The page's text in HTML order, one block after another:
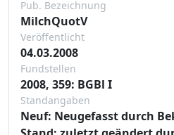
Pub. Bezeichnung
MilchQuotV
Veröffentlicht
04.03.2008
Fundstellen
2008, 359: BGBl I
Standangaben
Neuf: Neugefasst durch